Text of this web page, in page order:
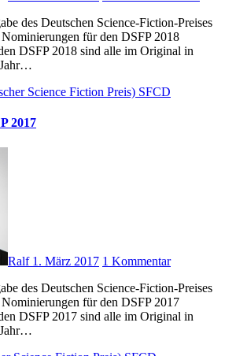
für den DSFP 2018
DSFP 2018 sind alle im Original in
Jahr…
Science Fiction Preis) SFCD
2017
Ralf 1. März 2017 1 Kommentar
für den DSFP 2017
DSFP 2017 sind alle im Original in
Jahr…